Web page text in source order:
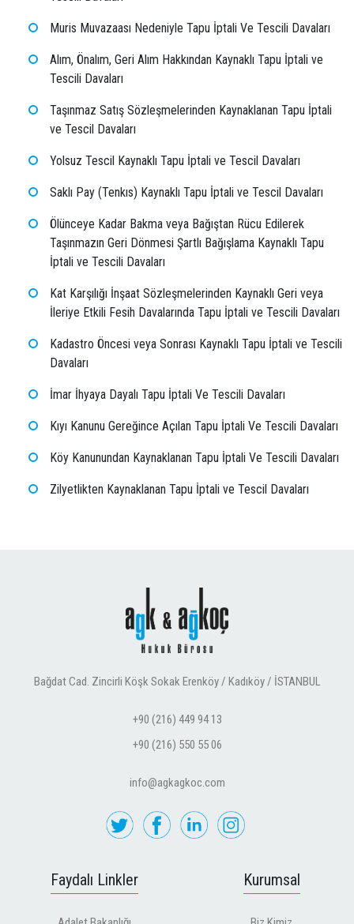
Muris Muvazaası Nedeniyle Tapu İptali Ve Tescili Davaları
Alım, Önalım, Geri Alım Hakkından Kaynaklı Tapu İptali ve
Tescili Davaları
Taşınmaz Satış Sözleşmelerinden Kaynaklanan Tapu İptali
ve Tescil Davaları
Yolsuz Tescil Kaynaklı Tapu İptali ve Tescil Davaları
Saklı Pay (Tenkıs) Kaynaklı Tapu İptali ve Tescil Davaları
Ölünceye Kadar Bakma veya Bağıştan Rücu Edilerek
Taşınmazın Geri Dönmesi Şartlı Bağışlama Kaynaklı Tapu
İptali ve Tescili Davaları
Kat Karşılığı İnşaat Sözleşmelerinden Kaynaklı Geri veya
İleriye Etkili Fesih Davalarında Tapu İptali ve Tescili Davaları
Kadastro Öncesi veya Sonrası Kaynaklı Tapu İptali ve Tescili
Davaları
İmar İhyaya Dayalı Tapu İptali Ve Tescili Davaları
Kıyı Kanunu Gereğince Açılan Tapu İptali Ve Tescili Davaları
Köy Kanunundan Kaynaklanan Tapu İptali Ve Tescili Davaları
Zilyetlikten Kaynaklanan Tapu İptali ve Tescil Davaları
Bağdat Cad. Zincirli Köşk Sokak Erenköy / Kadıköy / İSTANBUL
+90 (216) 449 94 13
+90 (216) 550 55 06
info@agkagkoc.com
Faydalı Linkler Kurumsal